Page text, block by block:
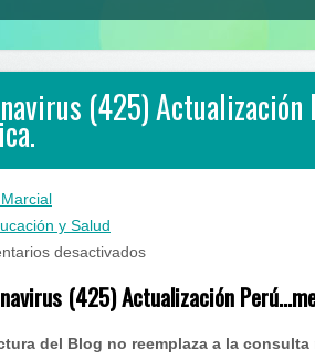
(425)
y Salud
desactivadosen
(425)
(425) Actualización
del Blog no reemplaza a la consulta